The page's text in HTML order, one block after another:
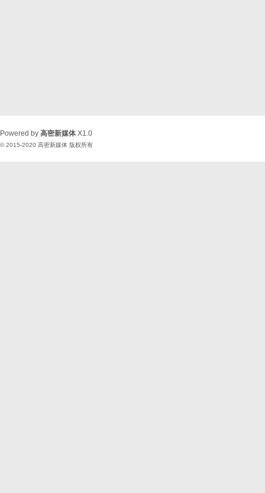
Powered by 高密新媒体 X1.0
© 2015-2020 高密新媒体 版权所有